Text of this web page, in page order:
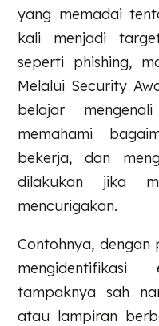
yang memadai
kali menjadi
seperti phishing,
Melalui Security
belajar
memahami
bekerja, dan
dilakukan jika
mencurigakan.
Contohnya,
tampaknya sah
atau lampiran